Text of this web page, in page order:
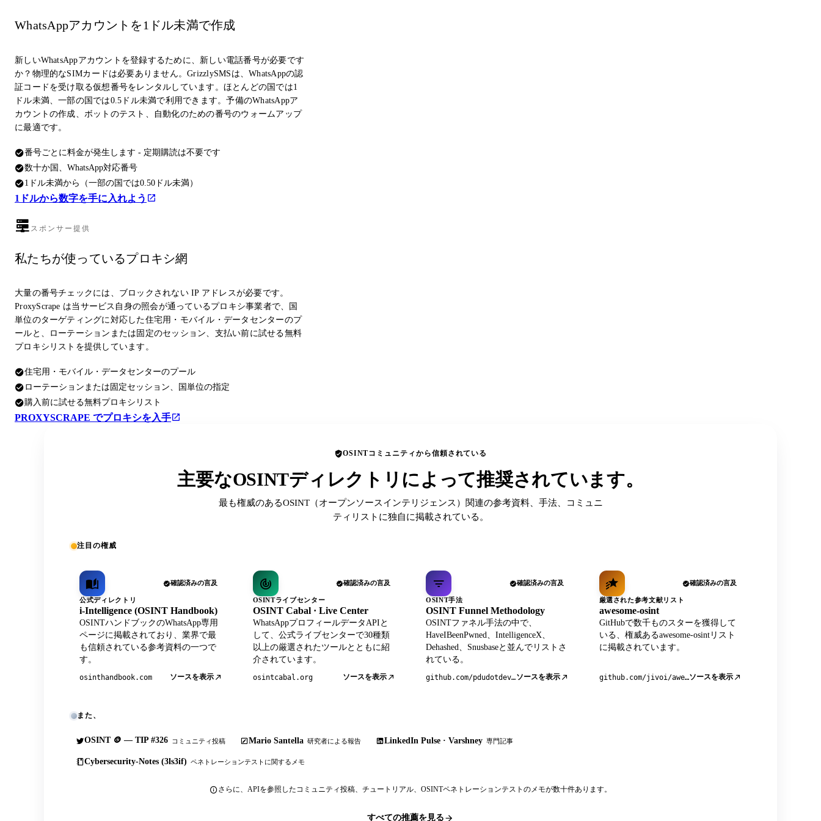
WhatsAppアカウントを1ドル未満で作成
新しいWhatsAppアカウントを登録するために、新しい電話番号が必要です
か？物理的なSIMカードは必要ありません。GrizzlySMSは、WhatsAppの認
証コードを受け取る仮想番号をレンタルしています。ほとんどの国では1
ドル未満、一部の国では0.5ドル未満で利用できます。予備のWhatsAppア
カウントの作成、ボットのテスト、自動化のための番号のウォームアップ
に最適です。
番号ごとに料金が発生します - 定期購読は不要です
数十か国、WhatsApp対応番号
1ドル未満から（一部の国では0.50ドル未満）
1ドルから数字を手に入れよう
スポンサー提供
私たちが使っているプロキシ網
大量の番号チェックには、ブロックされない IP アドレスが必要です。
ProxyScrape は当サービス自身の照会が通っているプロキシ事業者で、国
単位のターゲティングに対応した住宅用・モバイル・データセンターのプ
ールと、ローテーションまたは固定のセッション、支払い前に試せる無料
プロキシリストを提供しています。
住宅用・モバイル・データセンターのプール
ローテーションまたは固定セッション、国単位の指定
購入前に試せる無料プロキシリスト
PROXYSCRAPE でプロキシを入手
OSINTコミュニティから信頼されている
主要なOSINTディレクトリによって推奨されています。
最も権威のあるOSINT（オープンソースインテリジェンス）関連の参考資料、手法、コミュニ
ティリストに独自に掲載されている。
注目の権威
確認済みの言及
公式ディレクトリ
i-Intelligence (OSINT Handbook)
OSINTハンドブックのWhatsApp専用
ページに掲載されており、業界で最
も信頼されている参考資料の一つで
す。
osinthandbook.com ソースを表示
確認済みの言及
OSINTライブセンター
OSINT Cabal · Live Center
WhatsAppプロフィールデータAPIと
して、公式ライブセンターで30種類
以上の厳選されたツールとともに紹
介されています。
osintcabal.org ソースを表示
確認済みの言及
OSINT手法
OSINT Funnel Methodology
OSINTファネル手法の中で、
HaveIBeenPwned、IntelligenceX、
Dehashed、Snusbaseと並んでリストさ
れている。
github.com/pdudotdev/ofmソースを表示
確認済みの言及
厳選された参考文献リスト
awesome-osint
GitHubで数千ものスターを獲得して
いる、権威あるawesome-osintリスト
に掲載されています。
github.com/jivoi/awesome-osintソースを表示
また、
OSINT 🪙 — TIP #326 コミュニティ投稿 Mario Santella 研究者による報告 LinkedIn Pulse · Varshney 専門記事
Cybersecurity-Notes (3ls3if) ペネトレーションテストに関するメモ
さらに、APIを参照したコミュニティ投稿、チュートリアル、OSINTペネトレーションテストのメモが数十件あります。
すべての推薦を見る